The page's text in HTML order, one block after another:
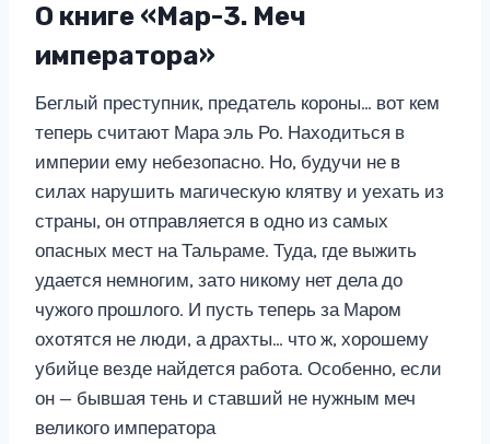
О книге «Мар-3. Меч
императора»
Беглый преступник, предатель короны… вот кем
теперь считают Мара эль Ро. Находиться в
империи ему небезопасно. Но, будучи не в
силах нарушить магическую клятву и уехать из
страны, он отправляется в одно из самых
опасных мест на Тальраме. Туда, где выжить
удается немногим, зато никому нет дела до
чужого прошлого. И пусть теперь за Маром
охотятся не люди, а драхты… что ж, хорошему
убийце везде найдется работа. Особенно, если
он — бывшая тень и ставший не нужным меч
великого императора